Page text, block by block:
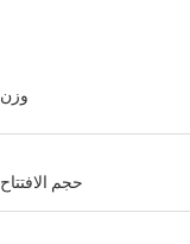
وزن
حجم الافتتاح